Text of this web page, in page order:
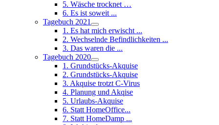
5. Wäsche trocknet …
6. Es ist soweit ...
Tagebuch 2021
1. Es hat mich erwischt ...
2. Wechselnde Befindlichkeiten ...
3. Das waren die ...
Tagebuch 2020
1. Grundstücks-Akquise
2. Grundstücks-Akquise
3. Akquise trotzt C-Virus
4. Planung und Akqise
5. Urlaubs-Akquise
6. Statt HomeOffice...
7. Statt HomeDamp ...